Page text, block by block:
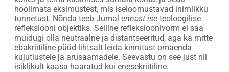
hoolimata eksimustest, mis iseloomustavad inimlikku
tunnetust. Nõnda teeb Jumal ennast ise teoloogilise
refleksiooni objektiks. Selline refleksioonivorm ei saa
muidugi olla neutraalne ja distantseeritud, aga ka mitte
ebakriitiline püüd lihtsalt leida kinnitust omaenda
kujutlustele ja arusaamadele. Seevastu on see just nii
isiklikult kaasa haaratud kui enesekriitiline.